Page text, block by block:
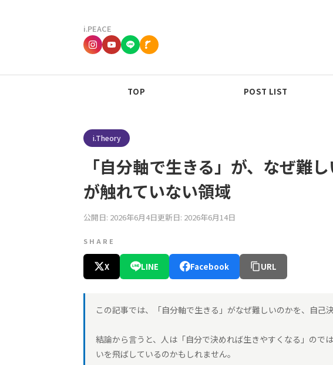
i.PEACE
TOP POST LIST
i.Theory
「自分軸で生きる」が、なぜ
が触れていない領域
公開日: 2026年6月4日更新日: 2026年6月14日
SHARE
X LINE Facebook URL
この記事では、「自分軸で生きる」がなぜ難しいのかを、自己
結論から言うと、人は「自分で決めれば生きやすくなる」ので
いを飛ばしているのかもしれません。